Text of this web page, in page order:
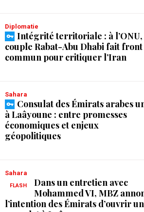
Diplomatie
Intégrité territoriale : à l’ONU,
couple Rabat-Abu Dhabi fait front
commun pour critiquer l’Iran
Sahara
Consulat des Émirats arabes
à Laâyoune : entre promesses
économiques et enjeux
géopolitiques
Sahara
FLASH
Dans un entretien avec
Mohammed VI, MBZ
l’intention des Émirats d’ouvrir un